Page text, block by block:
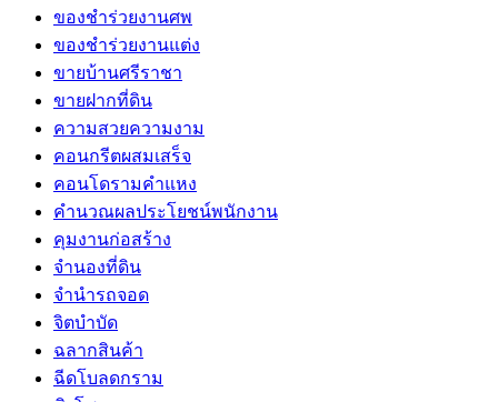
ของชำร่วยงานศพ
ของชำร่วยงานแต่ง
ขายบ้านศรีราชา
ขายฝากที่ดิน
ความสวยความงาม
คอนกรีตผสมเสร็จ
คอนโดรามคำแหง
คำนวณผลประโยชน์พนักงาน
คุมงานก่อสร้าง
จำนองที่ดิน
จำนำรถจอด
จิตบำบัด
ฉลากสินค้า
ฉีดโบลดกราม